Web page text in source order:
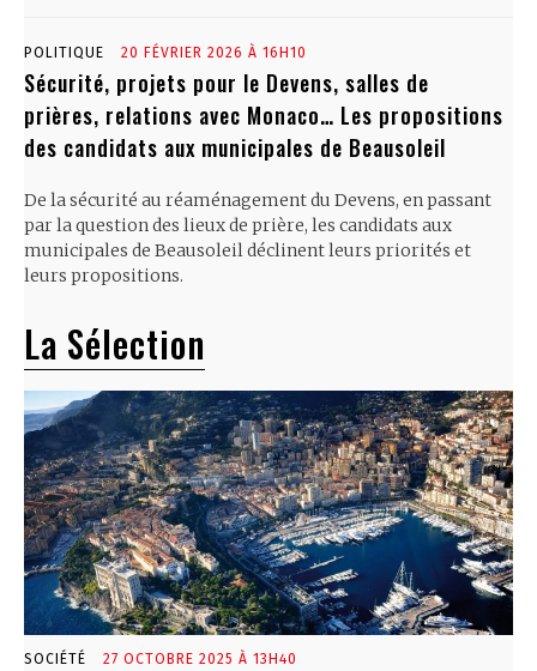
POLITIQUE 20 FÉVRIER 2026 À 16H10
Sécurité, projets pour le Devens, salles de
prières, relations avec Monaco… Les propositions
des candidats aux municipales de Beausoleil
De la sécurité au réaménagement du Devens, en passant
par la question des lieux de prière, les candidats aux
municipales de Beausoleil déclinent leurs priorités et
leurs propositions.
La Sélection
SOCIÉTÉ 27 OCTOBRE 2025 À 13H40